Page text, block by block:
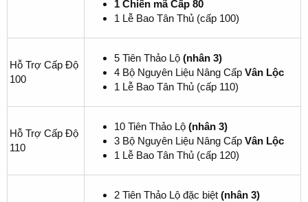
1 Chiến mã Cấp 80
1 Lễ Bao Tân Thủ (cấp 100)
Hỗ Trợ Cấp Độ
100
5 Tiên Thảo Lộ (nhân 3)
4 Bộ Nguyên Liệu Nâng Cấp Vân Lộc
1 Lễ Bao Tân Thủ (cấp 110)
Hỗ Trợ Cấp Độ
110
10 Tiên Thảo Lộ (nhân 3)
3 Bộ Nguyên Liệu Nâng Cấp Vân Lộc
1 Lễ Bao Tân Thủ (cấp 120)
2 Tiên Thảo Lộ đặc biệt (nhân 3)